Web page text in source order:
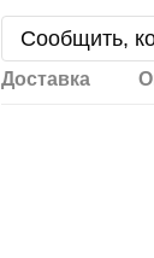
Сообщить,
Доставка